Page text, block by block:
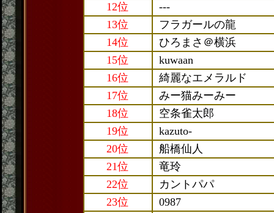
12位
---
13位
フラガールの龍
14位
ひろまさ＠横浜
15位
kuwaan
16位
綺麗なエメラルド
17位
みー猫みーみー
18位
空条雀太郎
19位
kazuto-
20位
船橋仙人
21位
竜玲
22位
カントパパ
23位
0987